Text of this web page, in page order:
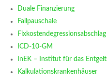
Duale Finanzierung
Fallpauschale
Fixkostendegressionsabschlag
ICD-10-GM
InEK – Institut für das
Kalkulationskrankenhäuser